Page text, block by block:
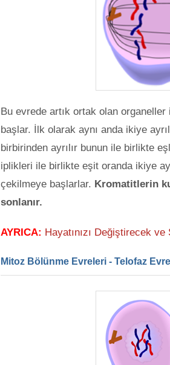
Bu evrede artık ortak olan
başlar. İlk olarak aynı anda ikiye
birbirinden ayrılır bunun ile birlikte
iplikleri ile birlikte eşit oranda ikiye
çekilmeye başlarlar. Kromatitlerin
sonlanır.
AYRICA: Hayatınızı Değiştirecek
Mitoz Bölünme Evreleri - Telofaz